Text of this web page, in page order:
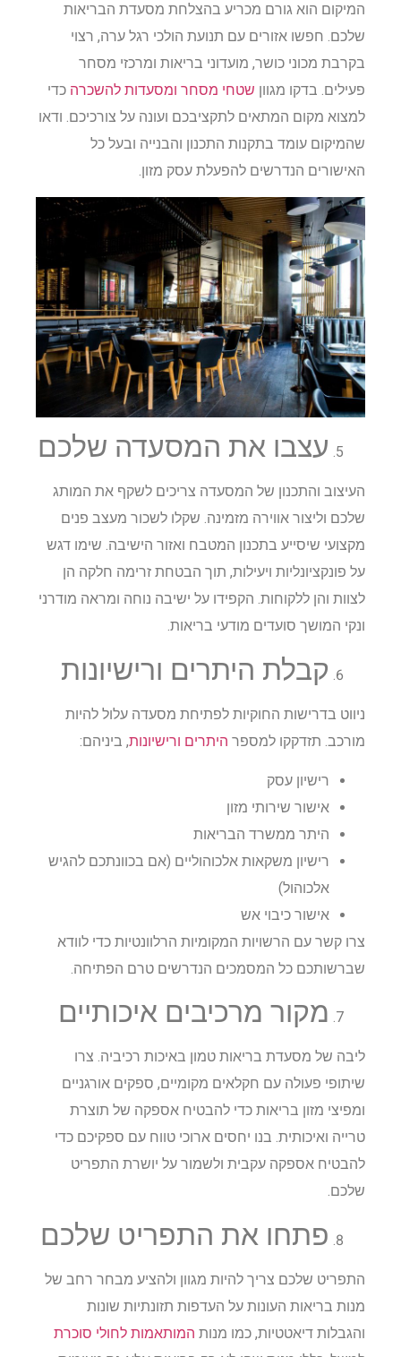
המיקום הוא גורם מכריע בהצלחת מסעדת הבריאות
שלכם. חפשו אזורים עם תנועת הולכי רגל ערה, רצוי
בקרבת מכוני כושר, מועדוני בריאות ומרכזי מסחר
פעילים. בדקו מגווןשטחי מסחר ומסעדות להשכרהכדי
למצוא מקום המתאים לתקציבכם ועונה על צורכיכם. ודאו
שהמיקום עומד בתקנות התכנון והבנייה ובעל כל
האישורים הנדרשים להפעלת עסק מזון.
עצבו את המסעדה שלכם
העיצוב והתכנון של המסעדה צריכים לשקף את המותג
שלכם וליצור אווירה מזמינה. שקלו לשכור מעצב פנים
מקצועי שיסייע בתכנון המטבח ואזור הישיבה. שימו דגש
על פונקציונליות ויעילות, תוך הבטחת זרימה חלקה הן
לצוות והן ללקוחות. הקפידו על ישיבה נוחה ומראה מודרני
ונקי המושך סועדים מודעי בריאות.
קבלת היתרים ורישיונות
ניווט בדרישות החוקיות לפתיחת מסעדה עלול להיות
מורכב. תזדקקו למספרהיתרים ורישיונות, ביניהם:
רישיון עסק
אישור שירותי מזון
היתר ממשרד הבריאות
רישיון משקאות אלכוהוליים (אם בכוונתכם להגיש
אלכוהול)
אישור כיבוי אש
צרו קשר עם הרשויות המקומיות הרלוונטיות כדי לוודא
שברשותכם כל המסמכים הנדרשים טרם הפתיחה.
מקור מרכיבים איכותיים
ליבה של מסעדת בריאות טמון באיכות רכיביה. צרו
שיתופי פעולה עם חקלאים מקומיים, ספקים אורגניים
ומפיצי מזון בריאות כדי להבטיח אספקה של תוצרת
טרייה ואיכותית. בנו יחסים ארוכי טווח עם ספקיכם כדי
להבטיח אספקה עקבית ולשמור על יושרת התפריט
שלכם.
פתחו את התפריט שלכם
התפריט שלכם צריך להיות מגוון ולהציע מבחר רחב של
מנות בריאות העונות על העדפות תזונתיות שונות
והגבלות דיאטטיות, כמו מנותהמותאמות לחולי סוכרת